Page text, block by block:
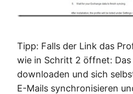
Tipp: Falls der Link das
wie in Schritt 2 öffnet:
downloaden und sich
E-Mails synchronisieren